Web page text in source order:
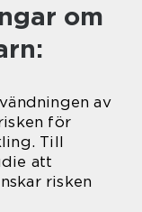
om
av
för
Till
att
risken